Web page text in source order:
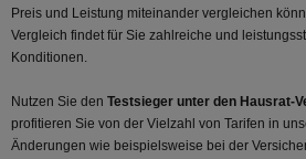
Preis und Leistung miteinander vergleichen
Vergleich findet für Sie zahlreiche und
Konditionen.
Nutzen Sie den Testsieger unter den Hausrat-
profitieren Sie von der Vielzahl von Tarifen in
Änderungen wie beispielsweise bei der